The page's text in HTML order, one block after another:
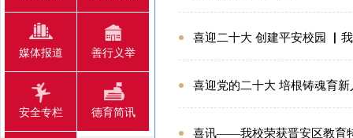
媒体报道 善行义举
安全专栏 德育简讯
喜迎二十大 创建平安校园 ▏
喜迎党的二十大 培根铸魂育
喜讯——我校荣获晋安区教育